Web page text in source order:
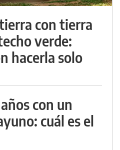
con tierra
verde:
hacerla solo
con un
cuál es el